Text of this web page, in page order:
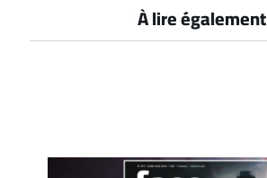
À lire également